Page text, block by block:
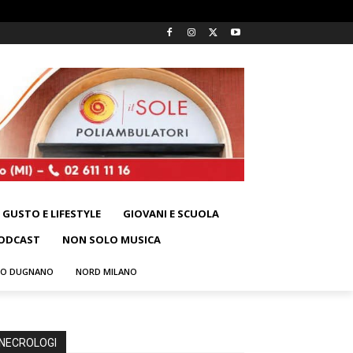
GUSTO E LIFESTYLE
GIOVANI E SCUOLA
NON SOLO MUSICA
DUGNANO NORD MILANO
NECROLOGI